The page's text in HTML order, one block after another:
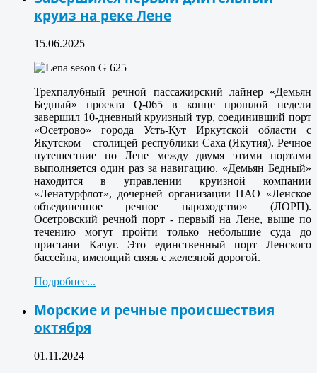
круиз на реке Лене
15.06.2025
Трехпалубный речной пассажирский лайнер «Демьян
Бедный» проекта Q-065 в конце прошлой недели
завершил 10-дневный круизный тур, соединивший порт
«Осетрово» города Усть-Кут Иркутской области с
Якутском – столицей республики Саха (Якутия). Речное
путешествие по Лене между двумя этими портами
выполняется один раз за навигацию. «Демьян Бедный»
находится в управлении круизной компании
«Ленатурфлот», дочерней организации ПАО «Ленское
объединенное речное пароходство» (ЛОРП).
Осетровский речной порт - первый на Лене, выше по
течению могут пройти только небольшие суда до
пристани Качуг. Это единственный порт Ленского
бассейна, имеющий связь с железной дорогой.
Подробнее...
Морские и речные происшествия
октября
01.11.2024